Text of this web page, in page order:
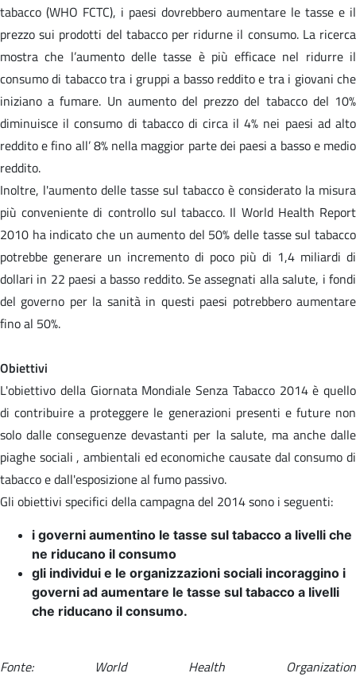
tabacco (WHO FCTC), i paesi dovrebbero aumentare le tasse e il
prezzo sui prodotti del tabacco per ridurne il consumo. La ricerca
mostra che l’aumento delle tasse è più efficace nel ridurre il
consumo di tabacco tra i gruppi a basso reddito e tra i giovani che
iniziano a fumare. Un aumento del prezzo del tabacco del 10%
diminuisce il consumo di tabacco di circa il 4% nei paesi ad alto
reddito e fino all’ 8% nella maggior parte dei paesi a basso e medio
reddito.
Inoltre, l'aumento delle tasse sul tabacco è considerato la misura
più conveniente di controllo sul tabacco. Il World Health Report
2010 ha indicato che un aumento del 50% delle tasse sul tabacco
potrebbe generare un incremento di poco più di 1,4 miliardi di
dollari in 22 paesi a basso reddito. Se assegnati alla salute, i fondi
del governo per la sanità in questi paesi potrebbero aumentare
fino al 50%.
Obiettivi
L'obiettivo della Giornata Mondiale Senza Tabacco 2014 è quello
di contribuire a proteggere le generazioni presenti e future non
solo dalle conseguenze devastanti per la salute, ma anche dalle
piaghe sociali , ambientali ed economiche causate dal consumo di
tabacco e dall'esposizione al fumo passivo.
Gli obiettivi specifici della campagna del 2014 sono i seguenti:
i governi aumentino le tasse sul tabacco a livelli che
ne riducano il consumo
gli individui e le organizzazioni sociali incoraggino i
governi ad aumentare le tasse sul tabacco a livelli
che riducano il consumo.
Fonte: World Health Organization